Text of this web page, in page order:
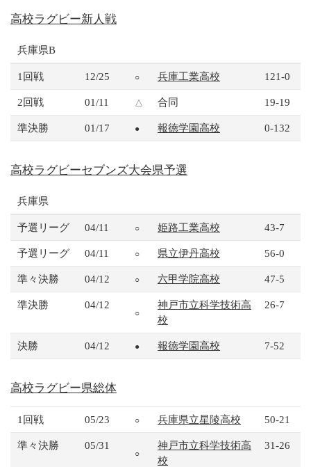
高校ラグビー新人戦
兵庫県B
1回戦 12/25 ○ 兵庫工業高校 121-0
2回戦 01/11 △ 合同 19-19
準決勝 01/17 ● 報徳学園高校 0-132
高校ラグビーセブンズ大会県予選
兵庫県
予選リーグ 04/11 ○ 姫路工業高校 43-7
予選リーグ 04/11 ○ 県立伊丹高校 56-0
準々決勝 04/12 ○ 六甲学院高校 47-5
準決勝 04/12
○
神戸市立科学技術高
校
26-7
決勝 04/12 ● 報徳学園高校 7-52
高校ラグビー県総体
1回戦 05/23 ○ 兵庫県立星陵高校 50-21
準々決勝 05/31
○
神戸市立科学技術高
校
31-26